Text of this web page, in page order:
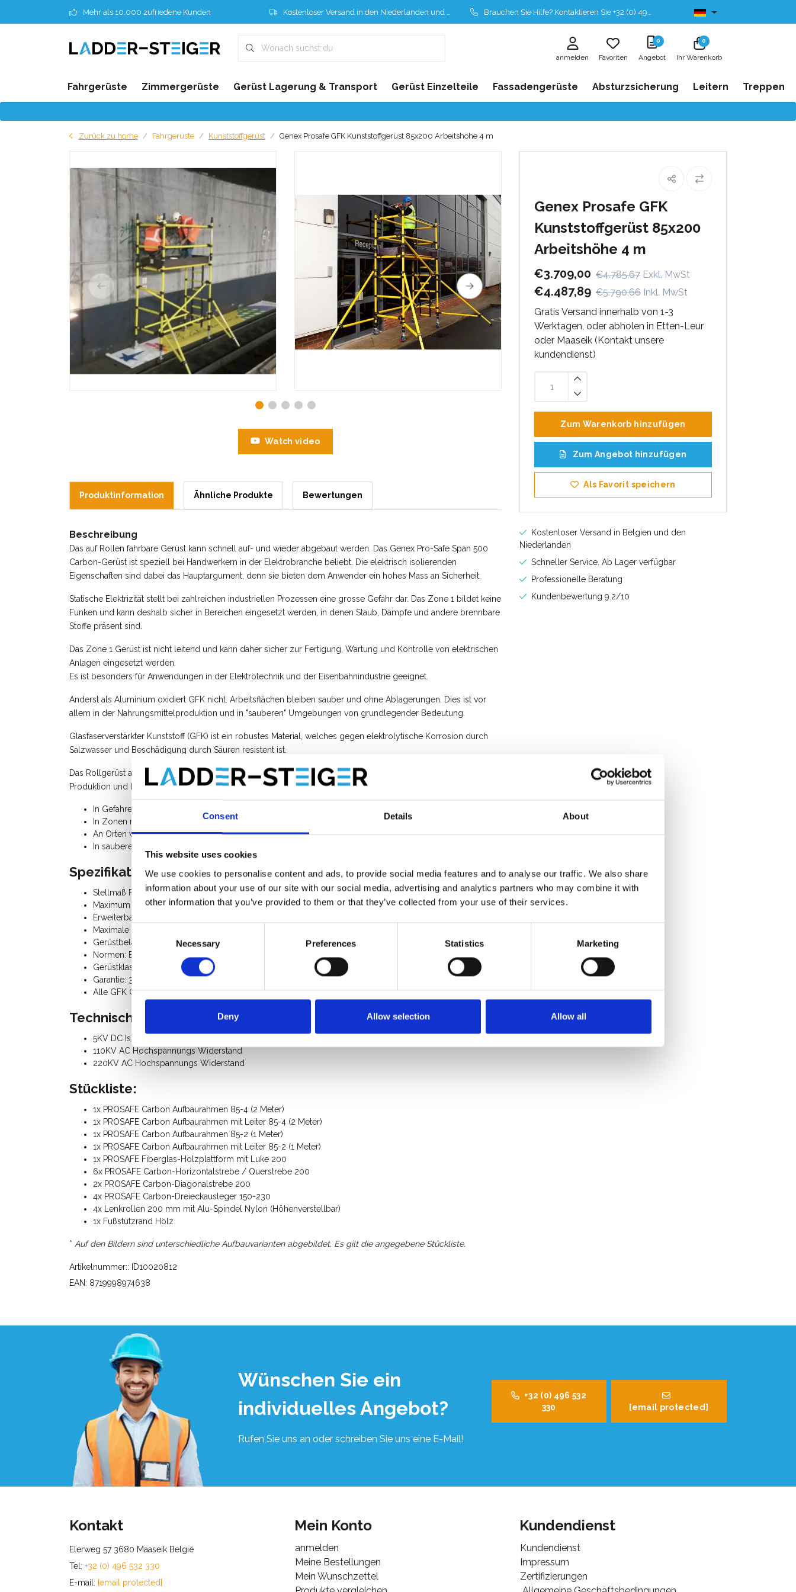
Consent Details About
This website uses cookies
We use cookies to personalise content and ads, to provide social media features and to analyse our traffic. We also share
information about your use of our site with our social media, advertising and analytics partners who may combine it with
other information that you’ve provided to them or that they’ve collected from your use of their services.
Selection
Necessary Preferences Statistics Marketing
Deny Allow selection Allow all
Mehr als 10.000 zufriedene Kunden Kostenloser Versand in den Niederlanden und Belgien Brauchen Sie Hilfe? Kontaktieren Sie +32 (0) 496 532 330 Ab lager lieferbar
anmelden Favoriten
0
Angebot
0
Ihr Warenkorb
Fahrgerüste Zimmergerüste Gerüst Lagerung & Transport Gerüst Einzelteile Fassadengerüste Absturzsicherung Leitern Treppen
Zurück zu home Fahrgerüste Kunststoffgerüst Genex Prosafe GFK Kunststoffgerüst 85x200 Arbeitshöhe 4 m
Genex Prosafe GFK
Kunststoffgerüst 85x200
Arbeitshöhe 4 m
€3.709,00 €4.785,67 Exkl. MwSt
€4.487,89 €5.790,66 Inkl. MwSt
Gratis Versand innerhalb von 1-3
Werktagen, oder abholen in Etten-Leur
oder Maaseik (Kontakt unsere
kundendienst)
Zum Warenkorb hinzufügen
Zum Angebot hinzufügen
Als Favorit speichern
Kostenloser Versand in Belgien und den
Niederlanden
Schneller Service. Ab Lager verfügbar
Professionelle Beratung
Kundenbewertung 9.2/10
Watch video
Produktinformation Ähnliche Produkte Bewertungen
Beschreibung
Das auf Rollen fahrbare Gerüst kann schnell auf- und wieder abgebaut werden. Das Genex Pro-Safe Span 500
Carbon-Gerüst ist speziell bei Handwerkern in der Elektrobranche beliebt. Die elektrisch isolierenden
Eigenschaften sind dabei das Hauptargument, denn sie bieten dem Anwender ein hohes Mass an Sicherheit.
Statische Elektrizität stellt bei zahlreichen industriellen Prozessen eine grosse Gefahr dar. Das Zone 1 bildet keine
Funken und kann deshalb sicher in Bereichen eingesetzt werden, in denen Staub, Dämpfe und andere brennbare
Stoffe präsent sind.
Das Zone 1 Gerüst ist nicht leitend und kann daher sicher zur Fertigung, Wartung und Kontrolle von elektrischen
Anlagen eingesetzt werden.
Es ist besonders für Anwendungen in der Elektrotechnik und der Eisenbahnindustrie geeignet.
Anderst als Aluminium oxidiert GFK nicht. Arbeitsflächen bleiben sauber und ohne Ablagerungen. Dies ist vor
allem in der Nahrungsmittelproduktion und in "sauberen" Umgebungen von grundlegender Bedeutung.
Glasfaserverstärkter Kunststoff (GFK) ist ein robustes Material, welches gegen elektrolytische Korrosion durch
Salzwasser und Beschädigung durch Säuren resistent ist.
Das Rollgerüst aus glasfaserverstärktem Kunststoff (GFK), auch Fiberglas genannt, ist als sicherer Zugang bei der
Produktion und bei Wartungsarbeiten in den folgenden Bereichen geeignet:
In Gefahrenzonen mit Explosionsgefahr
In Zonen mit Brandgefahr
An Orten wo die Gefahr des elektrischen oder chemischen Kontakts höher ist als gewöhnlich
In sauberen Umgebungen, z. B. in der Nahrungsmittelindustrie und der Hightech-Branche
Spezifikation:
Stellmaß Fahrgerüst: Rahmenbreite 0,85 m x Plattformlänge 2,00 m x Gerüsthöhe 3,20 m
Maximum Arbeitshöhe 4,20 m / Standhöhe 2,20 m
Erweiterbar bis 12,00 m Arbeitshöhe
Maximale Plattformbelastung: 226 Kg
Gerüstbelastung gesamt: 725 Kg
Normen: EN 1004
Gerüstklasse III (200 Kg/m²)
Garantie: 3 Jahre
Alle GFK Gerüst Einzelteile sind separat verfügbar
Technische Daten:
5KV DC Isulations-Resistenz
110KV AC Hochspannungs Widerstand
220KV AC Hochspannungs Widerstand
Stückliste:
1x PROSAFE Carbon Aufbaurahmen 85-4 (2 Meter)
1x PROSAFE Carbon Aufbaurahmen mit Leiter 85-4 (2 Meter)
1x PROSAFE Carbon Aufbaurahmen 85-2 (1 Meter)
1x PROSAFE Carbon Aufbaurahmen mit Leiter 85-2 (1 Meter)
1x PROSAFE Fiberglas-Holzplattform mit Luke 200
6x PROSAFE Carbon-Horizontalstrebe / Querstrebe 200
2x PROSAFE Carbon-Diagonalstrebe 200
4x PROSAFE Carbon-Dreieckausleger 150-230
4x Lenkrollen 200 mm mit Alu-Spindel Nylon (Höhenverstellbar)
1x Fußstützrand Holz
* Auf den Bildern sind unterschiedliche Aufbauvarianten abgebildet. Es gilt die angegebene Stückliste.
Artikelnummer:: ID10020812
EAN: 8719998974638
Wünschen Sie ein
individuelles Angebot?
Rufen Sie uns an oder schreiben Sie uns eine E-Mail!
+32 (0) 496 532
330
[email protected]
Kontakt
Elerweg 57 3680 Maaseik België
Tel: +32 (0) 496 532 330
E-mail: [email protected]
Mein Konto
anmelden
Meine Bestellungen
Mein Wunschzettel
Kundendienst
Kundendienst
Impressum
Zertifizierungen